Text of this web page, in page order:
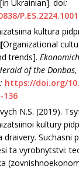
Ukrainian]. doi:
kultura
[Organizational
trends].
of the Donbas,
: https://doi.org/
136
N.S. (2019).
kultury
Suchasni
ta vyrobnytstvi: